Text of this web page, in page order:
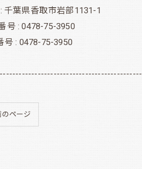
千葉県香取市岩部1131-1
号 : 0478-75-3950
号 : 0478-75-3950
のページ